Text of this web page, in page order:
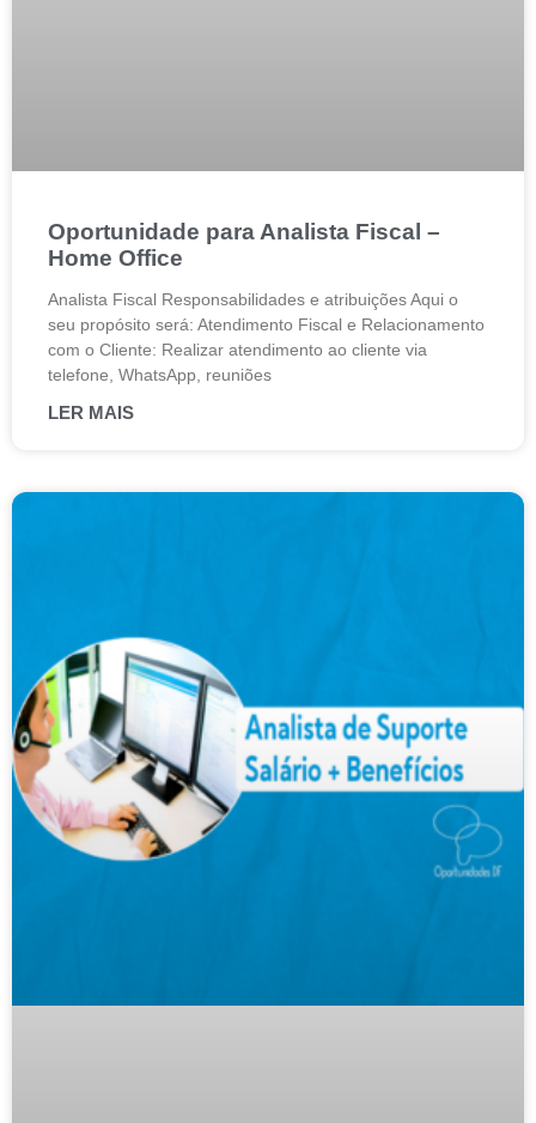
Oportunidade para Analista Fiscal –
Home Office
Analista Fiscal Responsabilidades e atribuições Aqui o
seu propósito será: Atendimento Fiscal e Relacionamento
com o Cliente: Realizar atendimento ao cliente via
telefone, WhatsApp, reuniões
LER MAIS